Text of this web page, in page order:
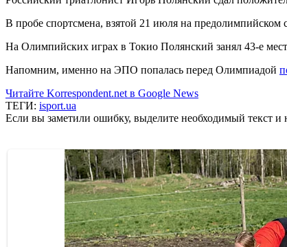
В пробе спортсмена, взятой 21 июля на
На Олимпийских играх в Токио Полянский занял 43-е
Напомним, именно на ЭПО попалась перед Олимпиадой
Читайте Korrespondent.net в Google News
ТЕГИ: isport.ua
Если вы заметили ошибку, выделите необходимый текст